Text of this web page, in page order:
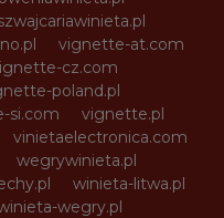
vignette-at.com
cz.com
poland.pl
si.com
vignette.pl
vinietaelectronica.com
wegrywinieta.pl
winieta-litwa.pl
wegry.pl